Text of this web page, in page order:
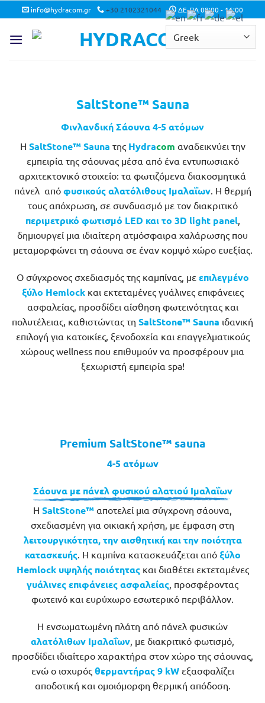
Μετάβαση
στο
περιεχόμενο
info@hydracom.gr +30 2102321044 ΔΕ-ΠΑ 08:00 - 16:00
SaltStone™ Sauna
Φινλανδική Σάουνα4-5 ατόμων
Η SaltStone™ Sauna της Hydracom αναδεικνύει την
εμπειρία της σάουνας μέσα από ένα εντυπωσιακό
αρχιτεκτονικό στοιχείο: τα φωτιζόμενα διακοσμητικά
πάνελ από φυσικούς αλατόλιθους Ιμαλαΐων. Η θερμή
τους απόχρωση, σε συνδυασμό με τον διακριτικό
περιμετρικό φωτισμό LED και το 3D light panel,
δημιουργεί μια ιδιαίτερη ατμόσφαιρα χαλάρωσης που
μεταμορφώνει τη σάουνα σε έναν κομψό χώρο ευεξίας.
Ο σύγχρονος σχεδιασμός της καμπίνας, μεεπιλεγμένο
ξύλο Hemlockκαι εκτεταμένες γυάλινες επιφάνειες
ασφαλείας, προσδίδει αίσθηση φωτεινότητας και
πολυτέλειας, καθιστώντας τη SaltStone™ Sauna ιδανική
επιλογή για κατοικίες, ξενοδοχεία και επαγγελματικούς
χώρους wellness που επιθυμούν να προσφέρουν μια
ξεχωριστή εμπειρία spa!
Premium SaltStone™ sauna
4-5 ατόμων
Σάουνα με πάνελ φυσικού αλατιού Ιμαλαΐων
Η SaltStone™ αποτελεί μια σύγχρονη σάουνα,
σχεδιασμένη για οικιακή χρήση, με έμφαση στη
λειτουργικότητα, την αισθητική και την ποιότητα
κατασκευής. Η καμπίνα κατασκευάζεται από ξύλο
Hemlock υψηλής ποιότηταςκαι διαθέτει εκτεταμένες
γυάλινες επιφάνειες ασφαλείας, προσφέροντας
φωτεινό και ευρύχωρο εσωτερικό περιβάλλον.
Η ενσωματωμένη πλάτη από πάνελ φυσικών
αλατόλιθων Ιμαλαΐων , με διακριτικό φωτισμό,
προσδίδει ιδιαίτερο χαρακτήρα στον χώρο της σάουνας,
ενώ ο ισχυρός θερμαντήρας 9 kWεξασφαλίζει
αποδοτική και ομοιόμορφη θερμική απόδοση.